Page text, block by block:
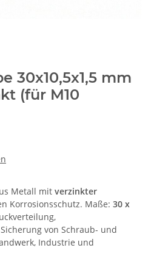
30x10,5x1,5 mm
(für M10
Metall mit verzinkter
Korrosionsschutz. Maße: 30 x
von Schraub- und
Industrie und